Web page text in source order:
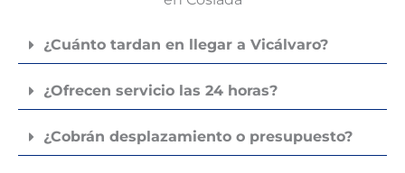
¿Cuánto tardan en llegar a Vicálvaro?
¿Ofrecen servicio las 24 horas?
¿Cobrán desplazamiento o presupuesto?